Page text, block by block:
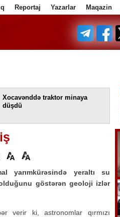
Reportaj Yazarlar Maqazin
Xocavənddə traktor minaya
düşdü
yarımkürəsində yeraltı su
olduğunu göstərən geoloji izlər
verir ki, astronomlar qırmızı